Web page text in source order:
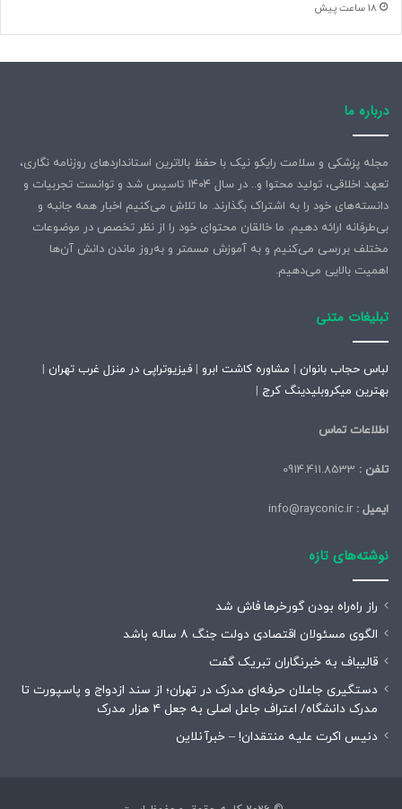
18 ساعت پیش
درباره ما
مجله پزشکی و سلامت رایکو نیک با حفظ بالاترین استانداردهای روزنامه نگاری،
تعهد اخلاقی، تولید محتوا و.. در سال ۱۴۰۴ تاسیس شد و توانست تجربیات و
دانسته‌های خود را به اشتراک بگذارند. ما تلاش می‌کنیم اخبار همه جانبه و
بی‌طرفانه ارائه دهیم. ما خالقان محتوای خود را از نظر تخصص در موضوعات
مختلف بررسی می‌کنیم و به آموزش مسمتر و به‌روز ماندن دانش آن‌ها
اهمیت بالایی می‌دهیم.
تبلیغات متنی
لباس حجاب بانوان | مشاوره کاشت ابرو | فیزیوتراپی در منزل غرب تهران |
بهترین میکروبلیدینگ کرج |
اطلاعات تماس
تلفن :
ایمیل :
نوشته‌های تازه
راز راه‌راه بودن گورخرها فاش شد
الگوی مسئولان اقتصادی دولت جنگ ۸ ساله باشد
قالیباف به خبرنگاران تبریک گفت
دستگیری جاعلان حرفه‌ای مدرک در تهران؛ از سند ازدواج و پاسپورت تا
مدرک دانشگاه/ اعتراف جاعل اصلی به جعل ۴ هزار مدرک
دنیس اکرت علیه منتقدان! – خبرآنلاین